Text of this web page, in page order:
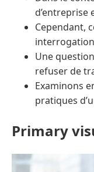
d’entreprise
Cependant,
Une
refuser de
Examinons
pratiques
Primary